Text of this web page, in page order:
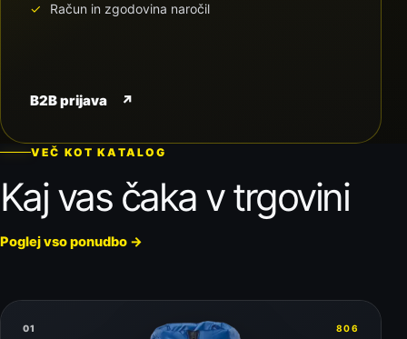
Račun in zgodovina naročil
B2B prijava ↗
VEČ KOT KATALOG
Kaj vas čaka v trgovini
Poglej vso ponudbo →
01 806